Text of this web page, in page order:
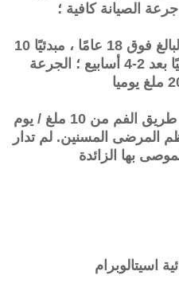
الصيانة كافية ؛
اضطراب القلق الاجتماعي: البالغ فوق 18 عامًا ، مبدئيًا 10
ميلي غرام مرة واحدة يوميًا بعد 2-4 أسابيع ؛ الجرعة
كبار السن: جرعة واحدة عن طريق الفم من 10 ملغ / يوم
المرضى المسنين. لم تدار
بها الزائدة
اسيتالوبرام